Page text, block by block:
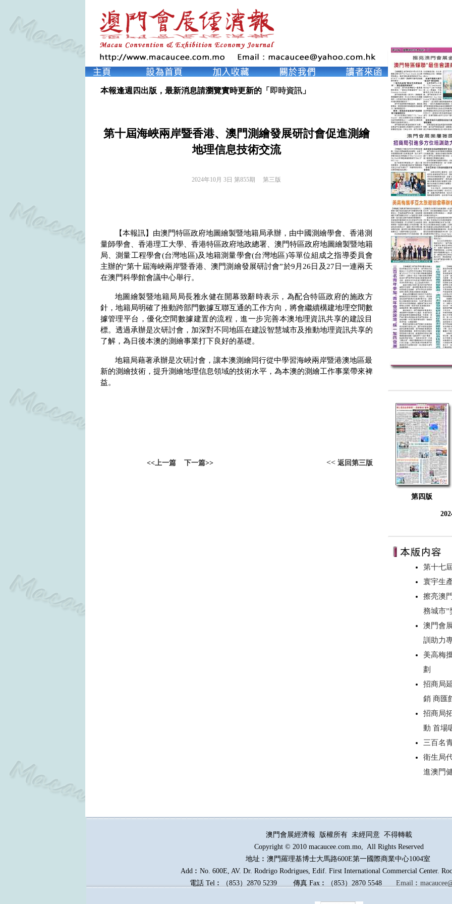
本報逢週四出版，最新消息請瀏覽實時更新的「 即時資訊」
第十屆海峽兩岸暨香港、澳門測繪發展研討會促進測繪
地理信息技術交流
2024年10月 3日 第855期 第三版
【本報訊】由澳門特區政府地圖繪製暨地籍局承辦，由中國測繪學會、香港測
量師學會、香港理工大學、香港特區政府地政總署、澳門特區政府地圖繪製暨地籍
局、測量工程學會(台灣地區)及地籍測量學會(台灣地區)等單位組成之指導委員會
主辦的“第十屆海峽兩岸暨香港、澳門測繪發展研討會”於9 月 26 日及 27 日一連兩天
在澳門科學館會議中心舉行。
地圖繪製暨地籍局局長雅永健在開幕致辭時表示，為配合特區政府的施政方
針，地籍局明確了推動跨部門數據互聯互通的工作方向，將會繼續構建地理空間數
據管理平台，優化空間數據建置的流程，進一步完善本澳地理資訊共享的建設目
標。透過承辦是次研討會，加深對不同地區在建設智慧城市及推動地理資訊共享的
了解，為日後本澳的測繪事業打下良好的基礎。
地籍局藉著承辦是次研討會，讓本澳測繪同行從中學習海峽兩岸暨港澳地區最
新的測繪技術，提升測繪地理信息領域的技術水平，為本澳的測繪工作事業帶來裨
益。
<<上一篇 下一篇>> << 返回第三版
第四版
第十七
寰宇生
擦亮澳
務城市”
澳門會
訓助力
美高梅
劃
招商局
銷 商匯
招商局
動 首場
三百名
衛生局
進澳門
澳門會展經濟報 版權所有 未經同意 不得轉載
Copyright © 2010 macaucee.com.mo, All Rights Reserved
地址︰澳門羅理基博士大馬路600E第一國際商業中心1004室
Add︰No. 600E, AV. Dr. Rodrigo Rodrigues, Edif. First International Commercial Center.
電話 Tel︰（853）2870 5239傳真Fax︰（853）2870 5548 Email︰